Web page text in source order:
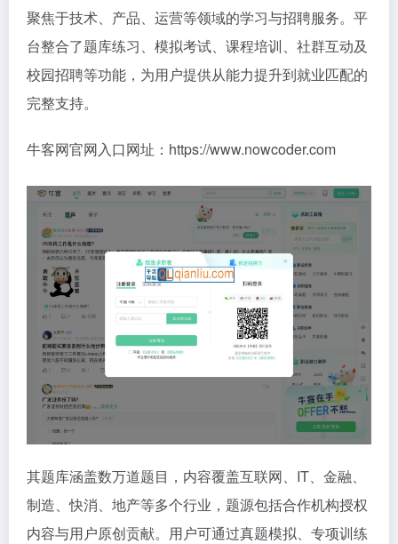
聚焦于技术、产品、运营等领域的学习与招聘服务。平
台整合了题库练习、模拟考试、课程培训、社群互动及
校园招聘等功能，为用户提供从能力提升到就业匹配的
完整支持。
牛客网官网入口网址：https://www.nowcoder.com
其题库涵盖数万道题目，内容覆盖互联网、IT、金融、
制造、快消、地产等多个行业，题源包括合作机构授权
内容与用户原创贡献。用户可通过真题模拟、专项训练